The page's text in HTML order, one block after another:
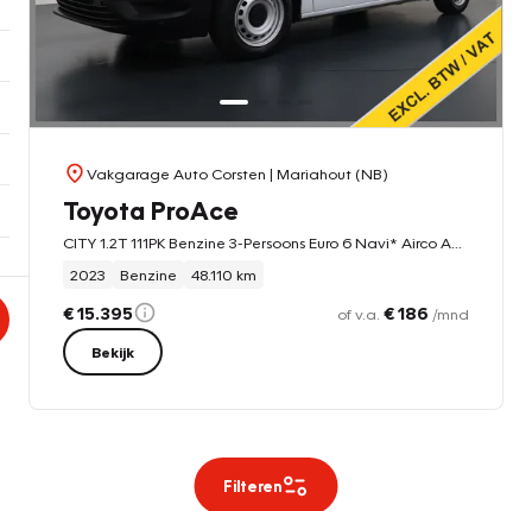
Vakgarage Auto Corsten | Mariahout (NB)
Toyota ProAce
2023
Benzine 48.110 km
€ 15.395 of v.a. € 186 /mnd
Bekijk
Filteren